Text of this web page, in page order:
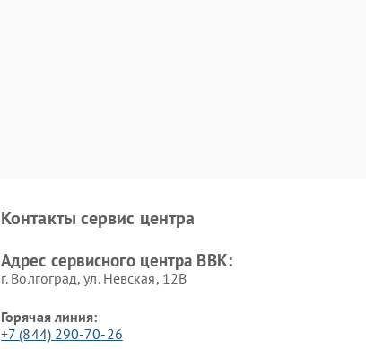
Контакты сервис центра
Адрес сервисного центра BBK:
г. Волгоград, ул. Невская, 12В
Горячая линия:
+7 (844) 290-70-26